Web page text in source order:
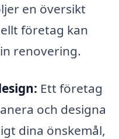
en översikt
företag kan
renovering.
Ett företag
och designa
dina önskemål,